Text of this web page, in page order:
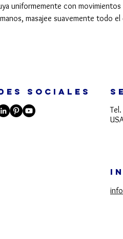
uniformemente con
masajee suavemente todo
SOCIALES
Tel.